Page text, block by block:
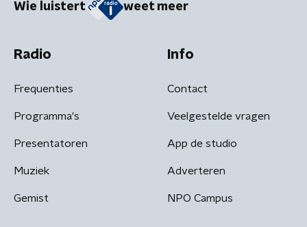
Wie luistert weet meer
Radio
Frequenties
Programma's
Presentatoren
Muziek
Gemist
Info
Contact
Veelgestelde vragen
App de studio
Adverteren
NPO Campus